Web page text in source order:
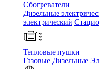
Обогреватели
Дизельные
электрический
Тепловые пушки
Газовые Дизельные